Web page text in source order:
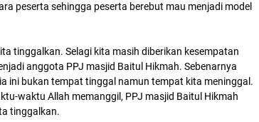
peserta sehingga peserta berebut mau menjadi model
tinggalkan. Selagi kita masih diberikan kesempatan
anggota PPJ masjid Baitul Hikmah. Sebenarnya
ini bukan tempat tinggal namun tempat kita meninggal.
waktu Allah memanggil, PPJ masjid Baitul Hikmah
tinggalkan.